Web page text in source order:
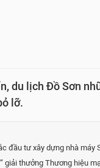
du lịch Đồ Sơn
lỡ.
đầu tư xây dựng nhà máy
giải thưởng Thương hiệu